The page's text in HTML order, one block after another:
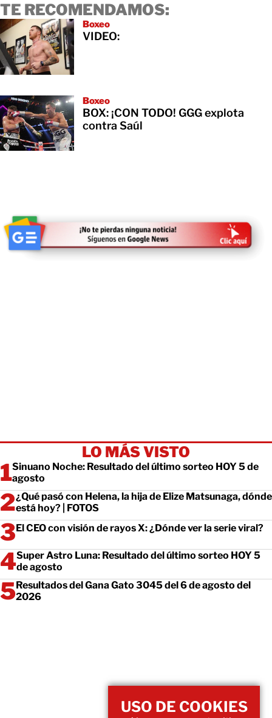
TE RECOMENDAMOS:
Boxeo
VIDEO:
Boxeo
BOX: ¡CON TODO! GGG explota
contra Saúl
LO MÁS VISTO
Sinuano Noche: Resultado del último sorteo HOY 5 de
agosto
¿Qué pasó con Helena, la hija de Elize Matsunaga, dónde
está hoy? | FOTOS
El CEO con visión de rayos X: ¿Dónde ver la serie viral?
Super Astro Luna: Resultado del último sorteo HOY 5
de agosto
Resultados del Gana Gato 3045 del 6 de agosto del
2026
USO DE COOKIES